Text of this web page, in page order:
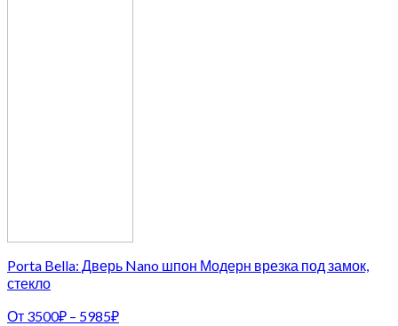
Porta Bella: Дверь Nano шпон Модерн врезка под замок,
стекло
От 3500₽ – 5985₽